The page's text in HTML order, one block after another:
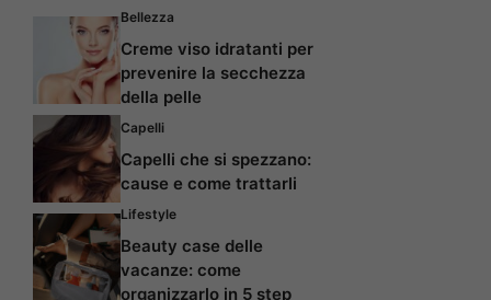
Bellezza
Creme viso idratanti per
prevenire la secchezza
della pelle
Capelli
Capelli che si spezzano:
cause e come trattarli
Lifestyle
Beauty case delle
vacanze: come
organizzarlo in 5 step